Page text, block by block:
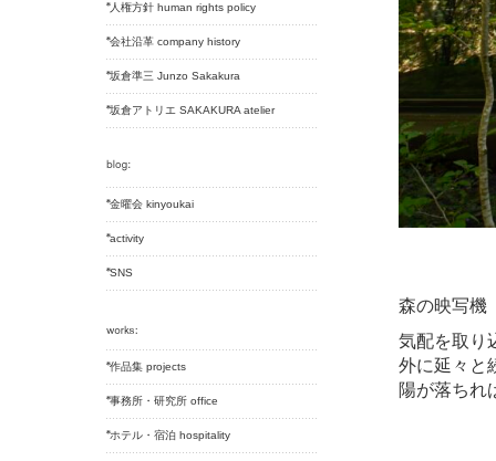
人権方針 human rights policy
会社沿革 company history
坂倉準三 Junzo Sakakura
坂倉アトリエ SAKAKURA atelier
金曜会 kinyoukai
activity
SNS
作品集 projects
事務所・研究所 office
ホテル・宿泊 hospitality
森の映写機
気配を取り
外に延々と
陽が落ちれ